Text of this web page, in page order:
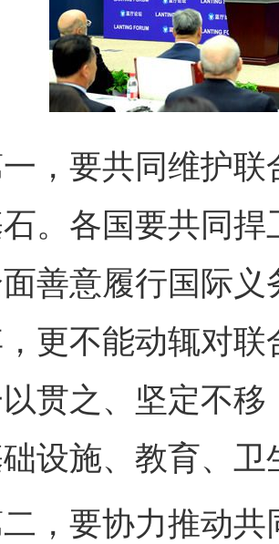
要共同维护联
。各国要共同
善意履行国际
更不能动辄对联
贯之、坚定不
设施、教育、
要协力推动共